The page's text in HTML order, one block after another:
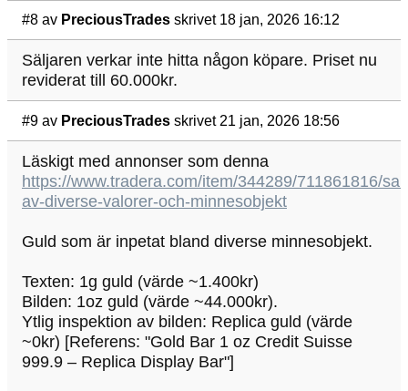
#8 av PreciousTrades skrivet 18 jan, 2026 16:12
Säljaren verkar inte hitta någon köpare. Priset nu
reviderat till 60.000kr.
#9 av PreciousTrades skrivet 21 jan, 2026 18:56
Läskigt med annonser som denna
https://www.tradera.com/item/344289/711861816/
av-diverse-valorer-och-minnesobjekt
Guld som är inpetat bland diverse minnesobjekt.
Texten: 1g guld (värde ~1.400kr)
Bilden: 1oz guld (värde ~44.000kr).
Ytlig inspektion av bilden: Replica guld (värde
~0kr) [Referens: "Gold Bar 1 oz Credit Suisse
999.9 – Replica Display Bar"]